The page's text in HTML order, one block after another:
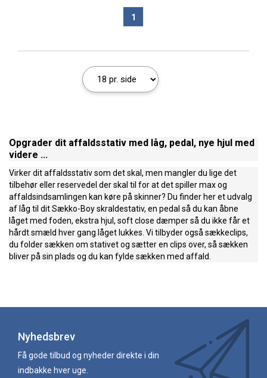
1
Opgrader dit affaldsstativ med låg, pedal, nye hjul med
videre ...
Virker dit affaldsstativ som det skal, men mangler du lige det
tilbehør eller reservedel der skal til for at det spiller max og
affaldsindsamlingen kan køre på skinner? Du finder her et udvalg
af låg til dit Sækko-Boy skraldestativ, en pedal så du kan åbne
låget med foden, ekstra hjul, soft close dæmper så du ikke får et
hårdt smæld hver gang låget lukkes. Vi tilbyder også sækkeclips,
du folder sækken om stativet og sætter en clips over, så sækken
bliver på sin plads og du kan fylde sækken med affald.
Nyhedsbrev
Få gode tilbud og nyheder direkte i din
indbakke hver uge.